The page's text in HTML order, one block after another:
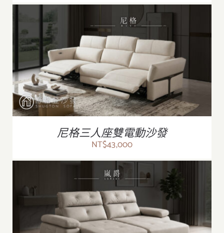
/ 詳情
尼格三人座雙電動沙發
NT$43,000
/ 詳情